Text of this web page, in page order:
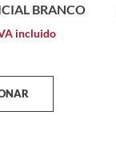
BRANCO
incluido